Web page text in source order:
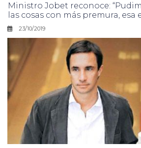
Ministro Jobet reconoce:
las cosas con más premura, esa
23/10/2019